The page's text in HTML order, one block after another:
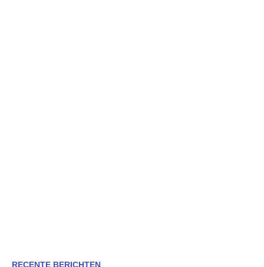
RECENTE BERICHTEN